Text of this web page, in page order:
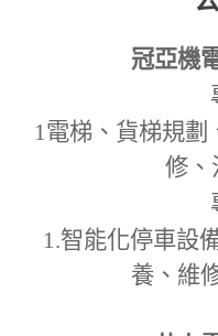
冠亞機
1電梯、貨梯規劃
修、
1.智能化停車設
養、維